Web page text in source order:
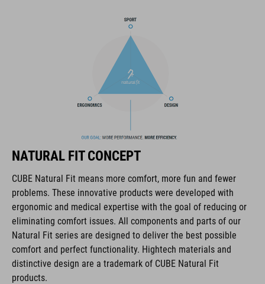
Il marchio CUBE comprende prodotti innovativi e di alta
qualità, sempre basati sui trend attuali. Grazie alla stretta
collaborazione dei progettisti nello sviluppo di accessori e
biciclette, i prodotti sono perfettamente compatibili tra loro e
creano la combinazione ottimale di design, tecnica e usabilità.
CARATTERISTICHE
NF Ergonomics last
NF Ergonomics insole
reinforced toe box
easy pull-on system
NATURAL FIT CONCEPT
CUBE Natural Fit means more comfort, more fun and fewer
problems. These innovative products were developed with
ergonomic and medical expertise with the goal of reducing or
eliminating comfort issues. All components and parts of our
Natural Fit series are designed to deliver the best possible
comfort and perfect functionality. Hightech materials and
distinctive design are a trademark of CUBE Natural Fit
products.